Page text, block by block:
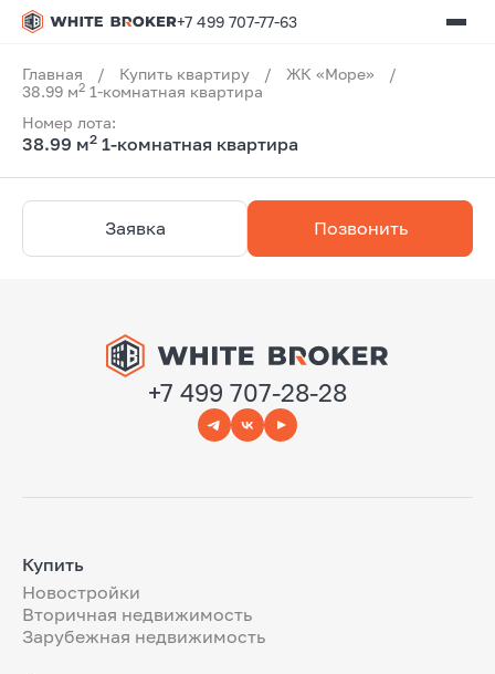
+7 499 707-77-63
Главная / Купить квартиру / ЖК «Море»
/
38.99 м2 1-комнатная квартира
Номер лота:
38.99 м2 1-комнатная квартира
Заявка Позвонить
+7 499 707-28-28
Купить
Новостройки
Вторичная недвижимость
Зарубежная недвижимость